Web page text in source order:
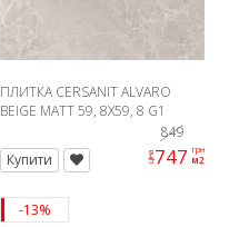
ПЛИТКА CERSANIT ALVARO
BEIGE MATT 59, 8X59, 8 G1
849
Купити
ціна747 грн
м2
-13%